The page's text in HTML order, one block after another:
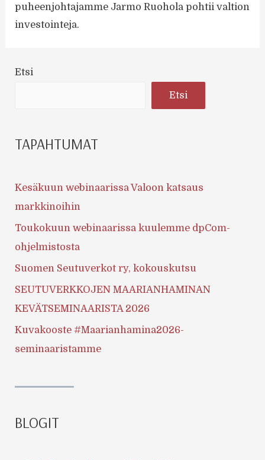
puheenjohtajamme Jarmo Ruohola pohtii valtion
investointeja.
Etsi
Etsi
TAPAHTUMAT
Kesäkuun webinaarissa Valoon katsaus
markkinoihin
Toukokuun webinaarissa kuulemme dpCom-
ohjelmistosta
Suomen Seutuverkot ry, kokouskutsu
SEUTUVERKKOJEN MAARIANHAMINAN
KEVÄTSEMINAARISTA 2026
Kuvakooste #Maarianhamina2026-
seminaaristamme
BLOGIT